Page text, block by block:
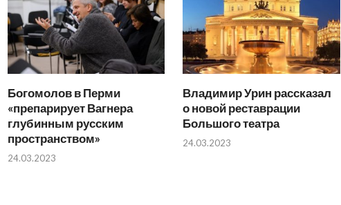
Богомолов в Перми
«препарирует Вагнера
глубинным русским
пространством»
24.03.2023
Владимир Урин рассказал
о новой реставрации
Большого театра
24.03.2023